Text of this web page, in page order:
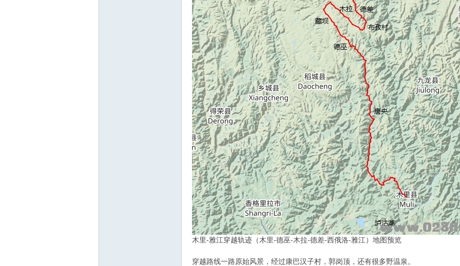
木里-雅江穿越轨迹（木里-德巫-木拉-德差-西俄洛-雅江）地图预览
穿越路线一路原始风景，经过康巴汉子村，郭岗顶，还有很多野温泉。